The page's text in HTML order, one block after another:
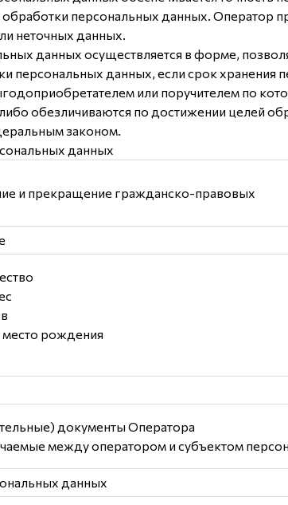
персональных данных. Оператор
неточных данных.
данных осуществляется в форме,
персональных данных, если срок
или поручителем по
обезличиваются по достижении целей
законом.
данных
и прекращение гражданско-правовых
место рождения
документы Оператора
между оператором и субъектом
данных